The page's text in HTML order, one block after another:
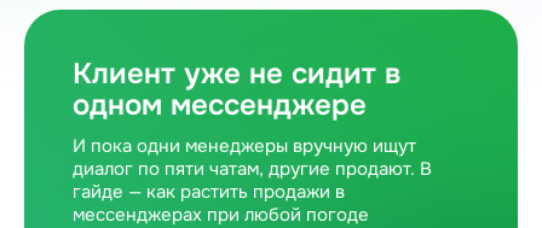
Клиент уже не сидит в
одном мессенджере
И пока одни менеджеры вручную ищут
диалог по пяти чатам, другие продают. В
гайде — как растить продажи в
мессенджерах при любой погоде